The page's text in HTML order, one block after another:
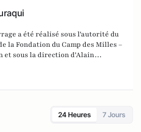
a été réalisé sous l'autorité du
la Fondation du Camp des Milles –
et sous la direction d'Alain
de recherche au CNRS.
24 Heures 7 Jours